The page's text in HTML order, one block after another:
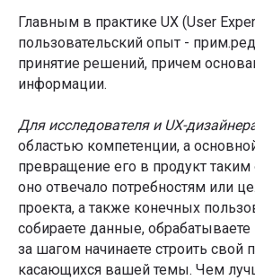
Главным в практике UX (User
пользовательский опыт -
принятие решений, причем
информации.
Для исследователя и UX-
областью компетенции, а
превращение его в продукт
оно отвечало потребностям или
проекта, а также конечных
собираете данные,
за шагом начинаете строить свой
касающихся вашей темы. Чем